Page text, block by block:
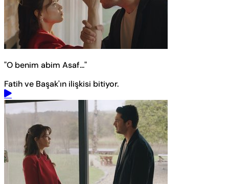
"O benim abim Asaf..."
Fatih ve Başak'ın ilişkisi bitiyor.